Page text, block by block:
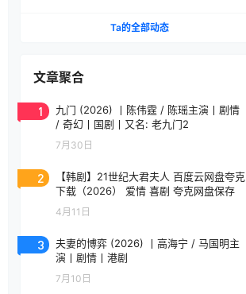
Ta的全部动态
文章聚合
1
九门 (2026) 丨陈伟霆 / 陈瑶主演丨剧情
/ 奇幻丨国剧丨又名: 老九门2
7月30日
2
【韩剧】21世纪大君夫人 百度云网盘夸克
下载（2026） 爱情 喜剧 夸克网盘保存
4月11日
3
夫妻的博弈 (2026) 丨高海宁 / 马国明主
演丨剧情丨港剧
7月10日